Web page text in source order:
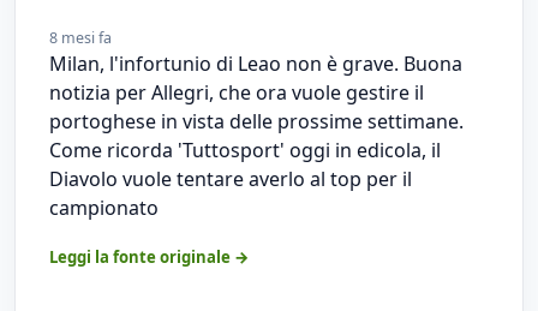
8 mesi fa
Milan, l'infortunio di Leao non è grave. Buona
notizia per Allegri, che ora vuole gestire il
portoghese in vista delle prossime settimane.
Come ricorda 'Tuttosport' oggi in edicola, il
Diavolo vuole tentare averlo al top per il
campionato
Leggi la fonte originale →